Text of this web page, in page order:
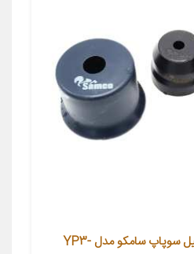
کاسه نمد جازن دو طرف میل سوپاپ سامکو مدل YP3-